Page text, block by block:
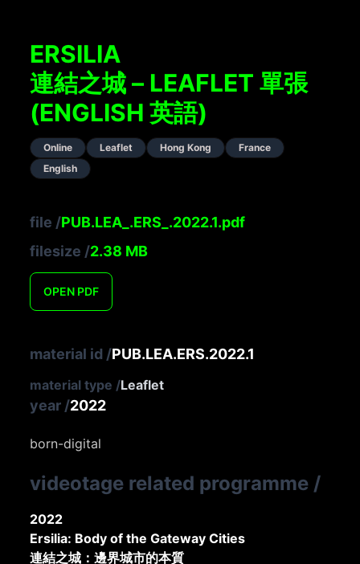
ERSILIA
連結之城 – LEAFLET 單張
(ENGLISH 英語)
Online Leaflet Hong Kong
France
English
file /PUB.LEA_.ERS_.2022.1.pdf
filesize /2.38 MB
OPEN PDF
material id /PUB.LEA.ERS.2022.1
material type /Leaflet
year /2022
born-digital
videotage related programme /
2022
Ersilia: Body of the Gateway Cities
連結之城：邊界城市的本質